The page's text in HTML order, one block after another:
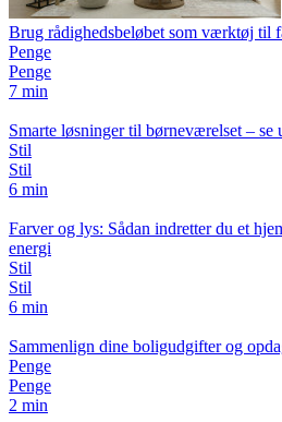
Brug rådighedsbeløbet som værktøj til
Penge
Penge
7 min
Smarte løsninger til børneværelset – se
Stil
Stil
6 min
Farver og lys: Sådan indretter du et
energi
Stil
Stil
6 min
Sammenlign dine boligudgifter og
Penge
Penge
2 min